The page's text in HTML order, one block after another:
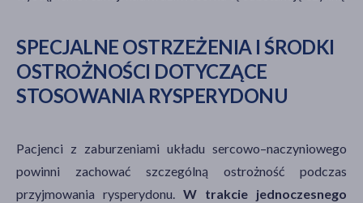
SPECJALNE OSTRZEŻENIA I ŚRODKI
OSTROŻNOŚCI DOTYCZĄCE
STOSOWANIA RYSPERYDONU
Pacjenci z zaburzeniami układu sercowo–naczyniowego
powinni zachować szczególną ostrożność podczas
przyjmowania rysperydonu. W trakcie jednoczesnego